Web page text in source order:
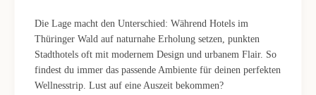
Die Lage macht den Unterschied: Während Hotels im
Thüringer Wald auf naturnahe Erholung setzen, punkten
Stadthotels oft mit modernem Design und urbanem Flair. So
findest du immer das passende Ambiente für deinen perfekten
Wellnesstrip. Lust auf eine Auszeit bekommen?